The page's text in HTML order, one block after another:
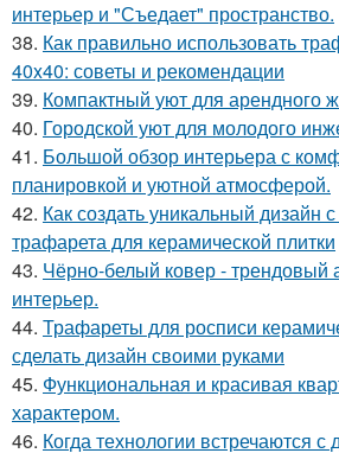
интерьер и "Съедает" пространство.
38. Как правильно использовать
40x40: советы и рекомендации
39. Компактный уют для арендного
40. Городской уют для молодого
41. Большой обзор интерьера с
планировкой и уютной атмосферой.
42. Как создать уникальный дизайн
трафарета для керамической плитки
43. Чёрно-белый ковер - трендовый
интерьер.
44. Трафареты для росписи
сделать дизайн своими руками
45. Функциональная и красивая
характером.
46. Когда технологии встречаются с